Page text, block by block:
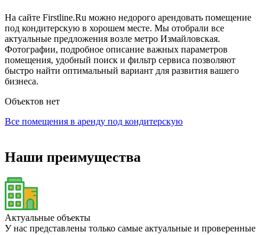
На сайте Firstline.Ru можно недорого арендовать помещение
под кондитерскую в хорошем месте. Мы отобрали все
актуальные предложения возле метро Измайловская.
Фотографии, подробное описание важных параметров
помещения, удобный поиск и фильтр сервиса позволяют
быстро найти оптимальный вариант для развития вашего
бизнеса.
Объектов нет
Все помещения в аренду под кондитерскую
Наши преимущества
Актуальные объекты
У нас представлены только самые актуальные и проверенные